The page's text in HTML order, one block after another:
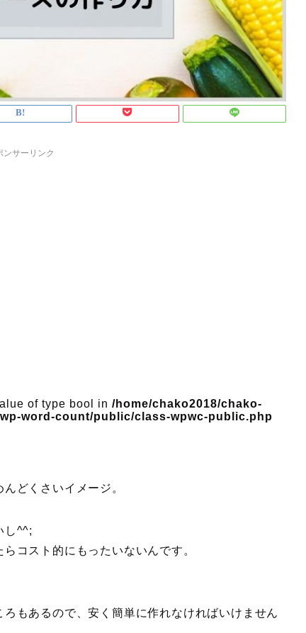
ンサーリンク
of type bool in /home/chako2018/chako-
word-count/public/class-wpwc-public.php
どくさいイメージ。
し^^;
コスト的にもったいないんです。
もあるので、安く簡単に作れなければいけません